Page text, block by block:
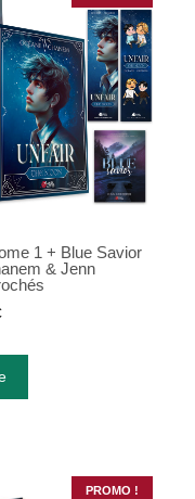
1 + Blue Savior
& Jenn
PROMO !